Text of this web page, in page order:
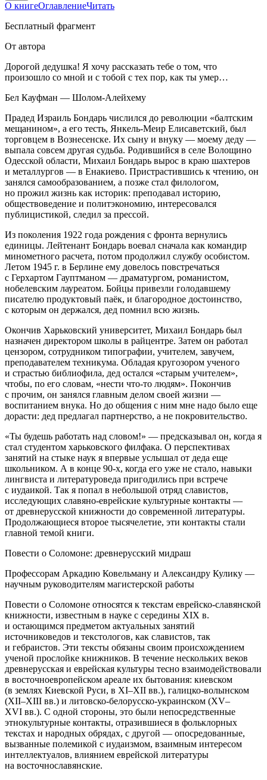
О книгеОглавлениеЧитать
Бесплатный фрагмент
От автора
Дорогой дедушка! Я хочу рассказать тебе о том, что
произошло со мной и с тобой с тех пор, как ты умер…
Бел Кауфман — Шолом-Алейхему
Прадед Израиль Бондарь числился до революции «балтским
мещанином», а его тесть, Янкель-Меир Елисаветский, был
торговцем в Вознесенске. Их сыну и внуку — моему деду —
выпала совсем другая судьба. Родившийся в селе Волощино
Одесской области, Михаил Бондарь вырос в краю шахтеров
и металлургов — в Енакиево. Пристрастившись к чтению, он
занялся самообразованием, а позже стал филологом,
но прожил жизнь как историк: преподавал историю,
обществоведение и политэкономию, интересовался
публицистикой, следил за прессой.
Из поколения 1922 года рождения с фронта вернулись
единицы. Лейтенант Бондарь воевал сначала как командир
минометного расчета, потом продолжил службу особистом.
Летом 1945 г. в Берлине ему довелось повстречаться
с Герхартом Гауптманом — драматургом, романистом,
нобелевским лауреатом. Бойцы привезли голодавшему
писателю продуктовый паëк, и благородное достоинство,
с которым он держался, дед помнил всю жизнь.
Окончив Харьковский университет, Михаил Бондарь был
назначен директором школы в райцентре. Затем он работал
цензором, сотрудником типографии, учителем, завучем,
преподавателем техникума. Обладая кругозором ученого
и страстью библиофила, дед остался «старым учителем»,
чтобы, по его словам, «нести что-то людям». Покончив
с прочим, он занялся главным делом своей жизни —
воспитанием внука. Но до общения с ним мне надо было еще
дорасти: дед предлагал партнерство, а не покровительство.
«Ты будешь работать над словом!» — предсказывал он, когда я
стал студентом харьковского филфака. О перспективах
занятий на стыке наук я впервые услышал от деда еще
школьником. А в конце 90-х, когда его уже не стало, навыки
лингвиста и литературоведа пригодились при встрече
с иудаикой. Так я попал в небольшой отряд славистов,
исследующих славяно-еврейские культурные контакты —
от древнерусской книжности до современной литературы.
Продолжающиеся второе тысячелетие, эти контакты стали
главной темой книги.
Повести о Соломоне: древнерусский мидраш
Профессорам Аркадию Ковельману и Александру Кулику —
научным руководителям магистерской работы
Повести о Соломоне относятся к текстам еврейско-славянской
книжности, известным в науке с середины XIX в.
и остающимся предметом актуальных занятий
источниковедов и текстологов, как славистов, так
и гебраистов. Эти тексты обязаны своим происхождением
ученой прослойке книжников. В течение нескольких веков
древнерусская и еврейская культуры тесно взаимодействовали
в восточноевропейском ареале их бытования: киевском
(в землях Киевской Руси, в XI–XII вв.), галицко-волынском
(XII–XIII вв.) и литовско-белорусско-украинском (XV–
XVI вв.). С одной стороны, это были непосредственные
этнокультурные контакты, отразившиеся в фольклорных
текстах и народных обрядах, с другой — опосредованные,
вызванные полемикой с иудаизмом, взаимным интересом
интеллектуалов, влиянием еврейской литературы
на восточнославянские.